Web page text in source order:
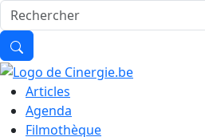
Articles
Agenda
Filmothèque